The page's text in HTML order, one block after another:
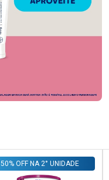
50% OFF NA 2° UNIDADE